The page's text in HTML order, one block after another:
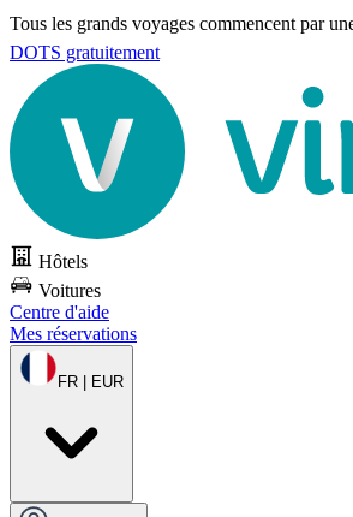
Tous les grands voyages commencent par
DOTS gratuitement
Hôtels
Voitures
Centre d'aide
Mes réservations
FR | EUR